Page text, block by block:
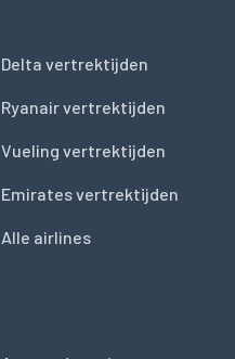
Delta vertrektijden
Ryanair vertrektijden
Vueling vertrektijden
Emirates vertrektijden
Alle airlines